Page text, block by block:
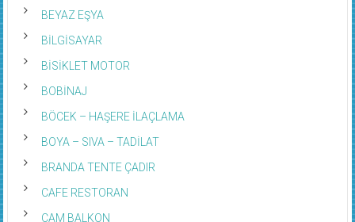
BEYAZ EŞYA
BİLGİSAYAR
BİSİKLET MOTOR
BOBİNAJ
BÖCEK – HAŞERE İLAÇLAMA
BOYA – SIVA – TADİLAT
BRANDA TENTE ÇADIR
CAFE RESTORAN
CAM BALKON